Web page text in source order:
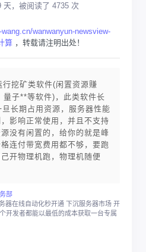
天，被阅读了 4735 次
wanwanyun-newsview-
算 ，转载请注明出处！
行挖矿类软件(闲置资源赚
子**等软件)，此类软件长
长期占用资源，服务器性能
影响正常使用，并且不支持
没有闲置的，给你的就是峰
连付带宽费用都不够，要跑
开物理机跑，物理机随便
部
器在线自动化秒开通 下沉服务器市场 开
开发者都能以最低的成本获取一台专属